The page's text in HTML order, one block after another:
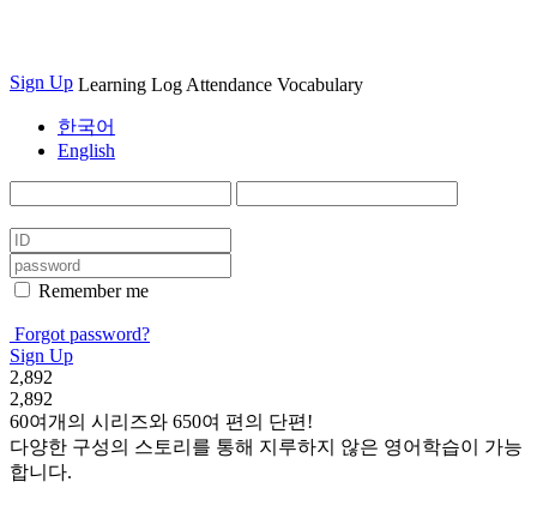
Sign Up Learning Log Attendance Vocabulary
한국어
English
Remember me
Forgot password?
Sign Up
2,892
2,892
60여개의 시리즈와 650여 편의 단편!
다양한 구성의 스토리를 통해 지루하지 않은 영어학습이 가능
합니다.